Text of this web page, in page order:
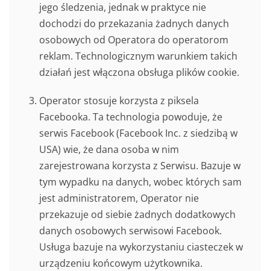
jego śledzenia, jednak w praktyce nie
dochodzi do przekazania żadnych danych
osobowych od Operatora do operatorom
reklam. Technologicznym warunkiem takich
działań jest włączona obsługa plików cookie.
Operator stosuje korzysta z piksela
Facebooka. Ta technologia powoduje, że
serwis Facebook (Facebook Inc. z siedzibą w
USA) wie, że dana osoba w nim
zarejestrowana korzysta z Serwisu. Bazuje w
tym wypadku na danych, wobec których sam
jest administratorem, Operator nie
przekazuje od siebie żadnych dodatkowych
danych osobowych serwisowi Facebook.
Usługa bazuje na wykorzystaniu ciasteczek w
urządzeniu końcowym użytkownika.